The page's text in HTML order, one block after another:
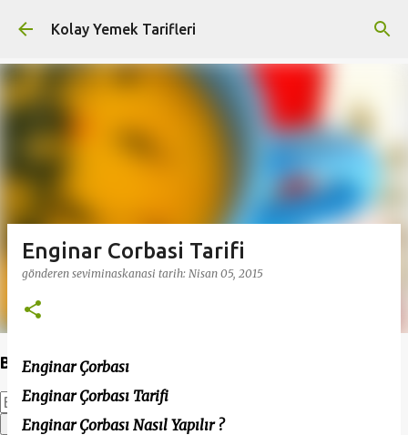
Ana içeriğe atla
Kolay Yemek Tarifleri
Bu Blogda Ara
Enginar Corbasi Tarifi
gönderen seviminaskanasi tarih: Nisan 05, 2015
Enginar Çorbası
Enginar Çorbası Tarifi
Enginar Çorbası Nasıl Yapılır ?